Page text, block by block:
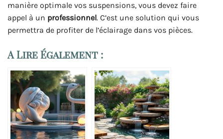
manière optimale vos suspensions, vous devez faire
appel à un professionnel. C’est une solution qui vous
permettra de profiter de l’éclairage dans vos pièces.
A Lire Également :